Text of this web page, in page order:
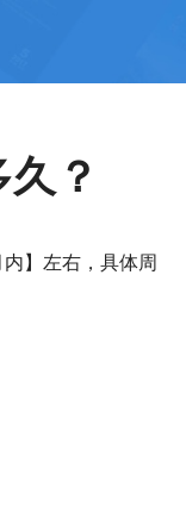
？
】左右，具体周